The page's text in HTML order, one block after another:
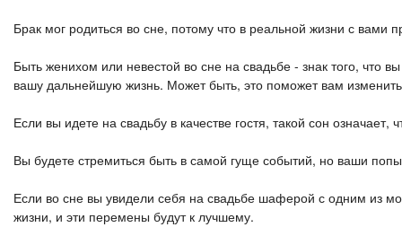
Брак мог родиться во сне, потому что в реальной жизни с вами
Быть женихом или невестой во сне на свадьбе - знак того, что
вашу дальнейшую жизнь. Может быть, это поможет вам
Если вы идете на свадьбу в качестве гостя, такой сон
Вы будете стремиться быть в самой гуще событий, но ваши
Если во сне вы увидели себя на свадьбе шаферой с одним из
жизни, и эти перемены будут к лучшему.